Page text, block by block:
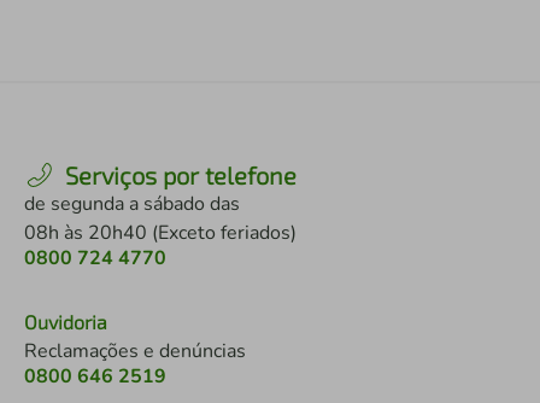
Serviços por telefone
de segunda a sábado das
08h às 20h40 (Exceto feriados)
0800 724 4770
Ouvidoria
Reclamações e denúncias
0800 646 2519